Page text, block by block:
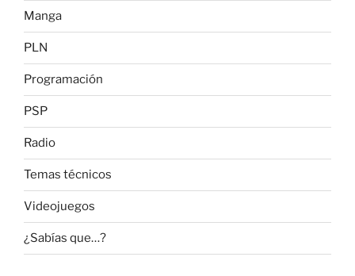
Manga
PLN
Programación
PSP
Radio
Temas técnicos
Videojuegos
¿Sabías que…?